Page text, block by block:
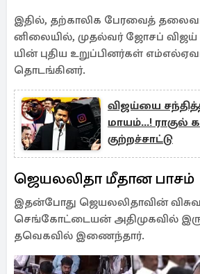
இதில், தற்​காலிக பேர​வைத்
னிலை​யில், முதல்​வர் ஜோசப்
யின் புதிய உறுப்பினர்கள்
தொடங்கினர்.
விஜய்யை
மாயம்...! ராகுல்
குற்றச்சாட்டு
ஜெயலலிதா மீதான பாசம்
இதன்போது ஜெயலலிதாவின்
செங்கோட்டையன் அதிமுகவில்
தவெகவில் இணைந்தார்.